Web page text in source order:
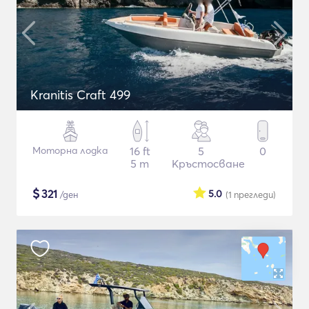
Kranitis Craft 499
Моторна лодка
16 ft
5 m
5
Кръстосване
0
$321 /ден (1 прегледи)
5.0